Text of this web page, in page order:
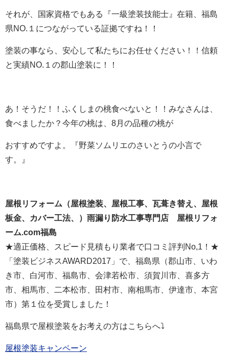
それが、国家資格でもある『一級塗装技能士』在籍、福島
県NO.１につながっている証拠ですね！！
塗装の事なら、安心して私たちにお任せください！！信頼
と実績NO.１の郡山塗装に！！
あ！そうだ！！ふくしまの桃食べないと！！みなさんは、
食べましたか？今年の桃は、8月の品種の桃が
おすすめですよ。『野菜ソムリエのさいとうの小言で
す。』
屋根リフォーム（屋根塗装、屋根工事、瓦葺き替え、屋根
板金、カバー工法、）雨漏り防水工事専門店 屋根リフォ
ーム.com福島
★適正価格、スピード見積もり業者で口コミ評判No,1！★
「塗装ビジネスAWARD2017」で、福島県（郡山市、 いわ
き市、 白河市、福島市、会津若松市、須賀川市、喜多方
市、相馬市、二本松市、田村市、南相馬市、伊達市、本宮
市）第１位を受賞しました！
福島県で屋根塗装をお考えの方はこちらへ⤵
屋根塗装キャンペーン